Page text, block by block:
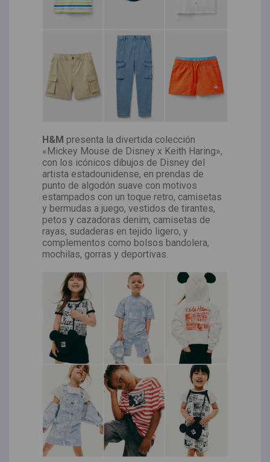
H&M presenta la divertida colección
«Mickey Mouse de Disney x Keith Haring»,
con los icónicos dibujos de Disney del
artista estadounidense, en prendas de
punto de algodón suave con motivos
estampados con un toque retro, camisetas
y bermudas a juego, vestidos de tirantes,
petos y cazadoras denim, camisetas de
rayas, sudaderas en tejido ligero, y
complementos como bolsos bandolera,
mochilas, gorras y deportivas.